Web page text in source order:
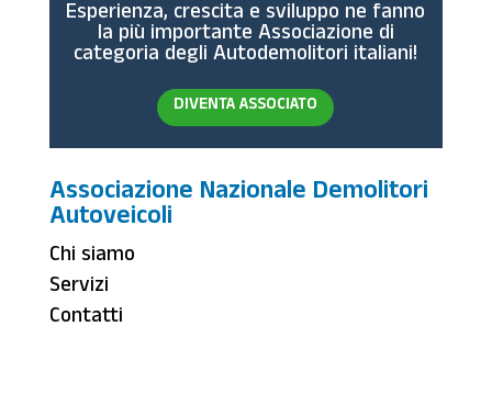
Esperienza, crescita e sviluppo ne fanno
la più importante Associazione di
categoria degli Autodemolitori italiani!
DIVENTA ASSOCIATO
Associazione Nazionale Demolitori
Autoveicoli
Chi siamo
Servizi
Contatti